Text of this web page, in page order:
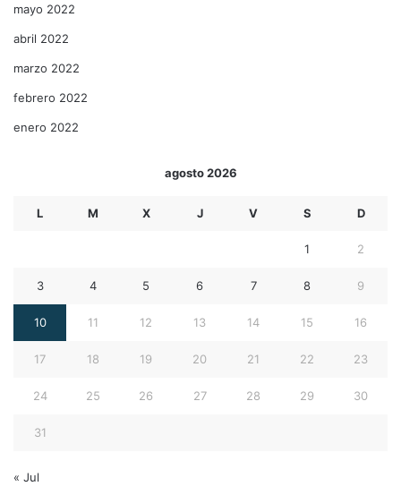
mayo 2022
abril 2022
marzo 2022
febrero 2022
enero 2022
agosto 2026
L M X J V S D
1 2
3 4 5 6 7 8 9
10 11 12 13 14 15 16
17 18 19 20 21 22 23
24 25 26 27 28 29 30
31
« Jul